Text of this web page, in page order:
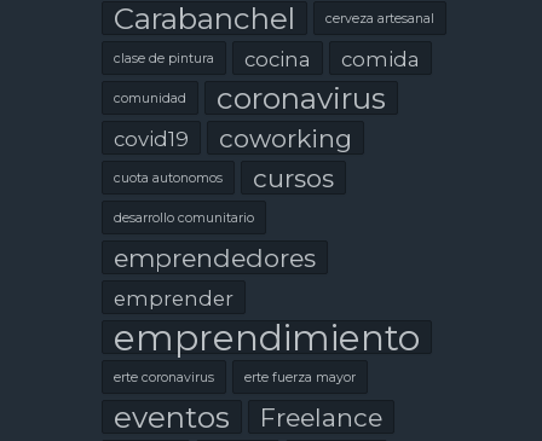
Carabanchel cerveza artesanal
clase de pintura cocina comida
comunidad coronavirus
covid19 coworking
cuota autonomos cursos
desarrollo comunitario
emprendedores
emprender
emprendimiento
erte coronavirus erte fuerza mayor
eventos Freelance